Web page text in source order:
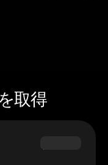
取得
$69.90